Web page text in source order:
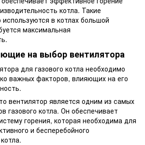
котла. Такие
в котлах большой
максимальная
на выбор вентилятора
для газового котла необходимо
важных факторов, влияющих на его
вентилятор является одним из самых
газового котла. Он обеспечивает
горения, которая необходима для
и бесперебойного